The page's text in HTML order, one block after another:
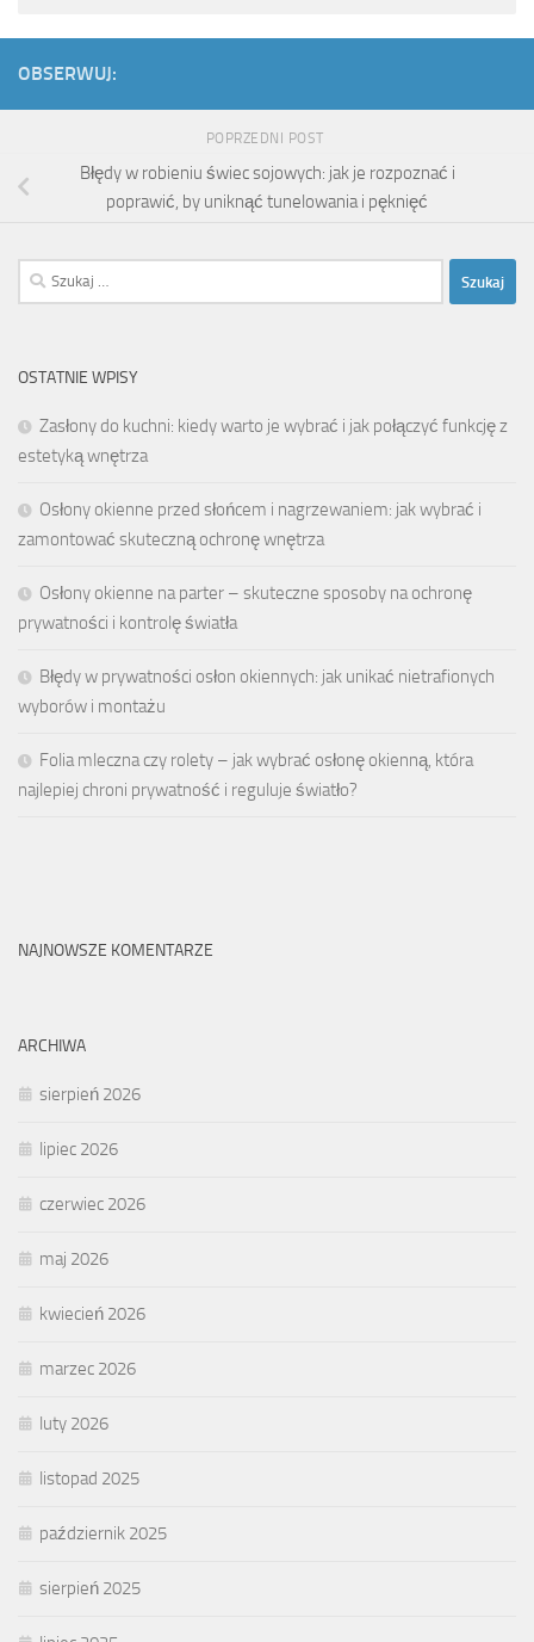
OBSERWUJ:
POPRZEDNI POST
Błędy w robieniu świec sojowych: jak je rozpoznać i
poprawić, by uniknąć tunelowania i pęknięć
Szukaj:
OSTATNIE WPISY
Zasłony do kuchni: kiedy warto je wybrać i jak połączyć funkcję z
estetyką wnętrza
Osłony okienne przed słońcem i nagrzewaniem: jak wybrać i
zamontować skuteczną ochronę wnętrza
Osłony okienne na parter – skuteczne sposoby na ochronę
prywatności i kontrolę światła
Błędy w prywatności osłon okiennych: jak unikać nietrafionych
wyborów i montażu
Folia mleczna czy rolety – jak wybrać osłonę okienną, która
najlepiej chroni prywatność i reguluje światło?
NAJNOWSZE KOMENTARZE
ARCHIWA
sierpień 2026
lipiec 2026
czerwiec 2026
maj 2026
kwiecień 2026
marzec 2026
luty 2026
listopad 2025
październik 2025
sierpień 2025